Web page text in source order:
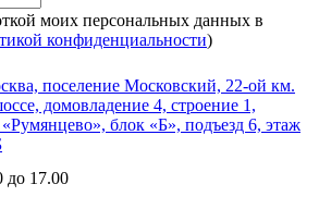
моих персональных данных в
конфиденциальности)
поселение Московский, 22-ой км.
домовладение 4, строение 1,
блок «Б», подъезд 6, этаж
до 17.00